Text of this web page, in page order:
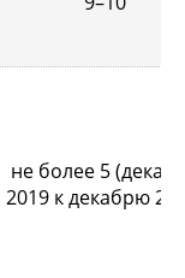
не более 5
2019 к декабрю